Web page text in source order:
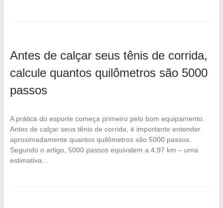
Antes de calçar seus tênis de corrida,
calcule quantos quilômetros são 5000
passos
A prática do esporte começa primeiro pelo bom equipamento.
Antes de calçar seus tênis de corrida, é importante entender
aproximadamente quantos quilômetros são 5000 passos.
Segundo o artigo, 5000 passos equivalem a 4,97 km – uma
estimativa…